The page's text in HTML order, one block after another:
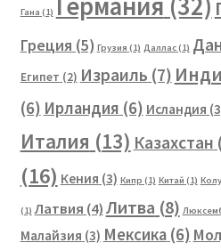
Гана (1)
Греция (5) Грузия (1) Даллас(1)
Египет (2) Израиль (7)
(6) Ирландия (6) Исландия
Италия (13) Казахстан
(16) Кения (3) Кипр (1) Китай (1)
(1) Латвия (4)Литва (8)
Малайзия (3) Мексика(6)